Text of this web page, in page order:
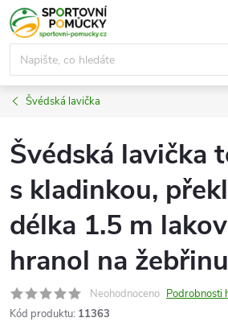
Přejít
na
obsah
Švédská lavička
Švédská lavička
s kladinkou,
délka 1.5 m
hranol na žebřinu
Neohodnoceno Podrobnosti
Kód produktu: 11363